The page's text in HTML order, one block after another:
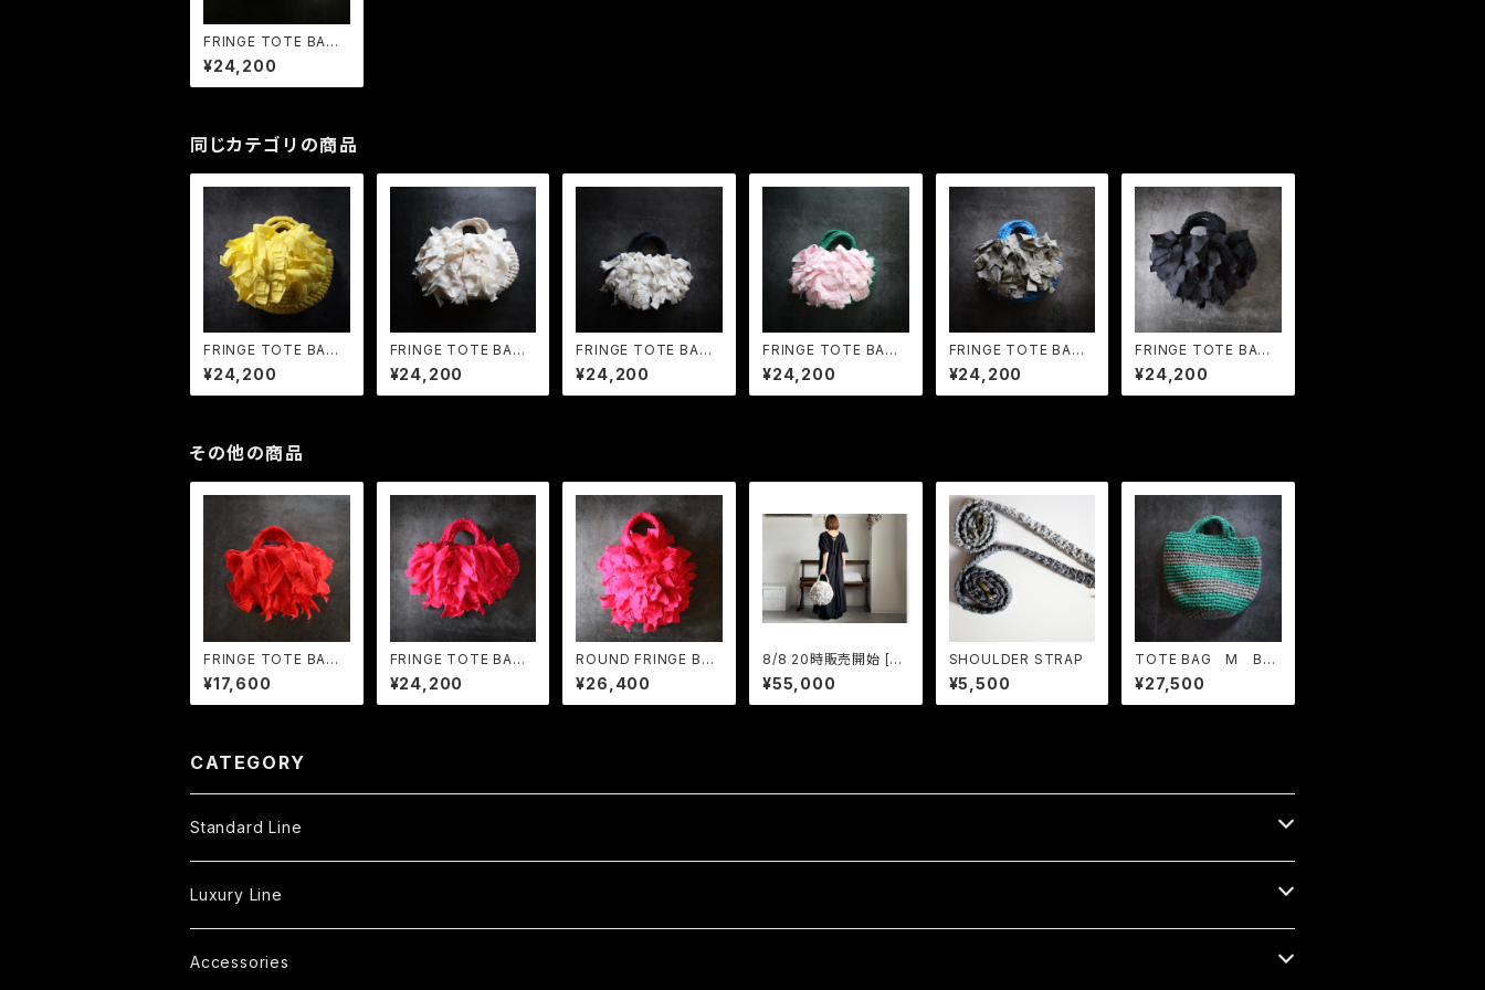
FRINGE TOTE BAG
MP Purple × Lav
ender
¥24,200
同じカテゴリの商品
FRINGE TOTE BAG
MP Lemon
¥24,200
FRINGE TOTE BAG
MP Ecru
¥24,200
FRINGE TOTE BAG
MP Dark Navy ×
Vanilla
¥24,200
FRINGE TOTE BAG
MP Green × Pale
Pink
¥24,200
FRINGE TOTE BAG
MP Sky Blue × M
ist Gray
¥24,200
FRINGE TOTE BAG
MP Black
¥24,200
その他の商品
FRINGE TOTE BAG
S Red
¥17,600
FRINGE TOTE BAG
MP Raspberry R
ose
¥24,200
ROUND FRINGE BAG
S Raspberry Ros
e
¥26,400
8/8 20時販売開始 [MI
KI×KUBO / poton] R
OUND FRINGE BAG
L Vanilla×White
¥55,000
SHOULDER STRAP
¥5,500
TOTE BAG M BO
RDER Green × Gra
y
¥27,500
CATEGORY
Standard Line
Tote Bag
S
Shoulder Bag
Luxury Line
Fringe Tote Bag
Accessories